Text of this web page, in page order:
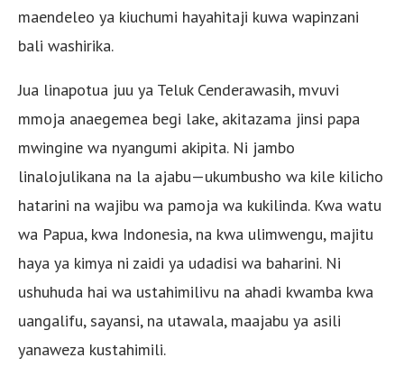
maendeleo ya kiuchumi hayahitaji kuwa wapinzani
bali washirika.
Jua linapotua juu ya Teluk Cenderawasih, mvuvi
mmoja anaegemea begi lake, akitazama jinsi papa
mwingine wa nyangumi akipita. Ni jambo
linalojulikana na la ajabu—ukumbusho wa kile kilicho
hatarini na wajibu wa pamoja wa kukilinda. Kwa watu
wa Papua, kwa Indonesia, na kwa ulimwengu, majitu
haya ya kimya ni zaidi ya udadisi wa baharini. Ni
ushuhuda hai wa ustahimilivu na ahadi kwamba kwa
uangalifu, sayansi, na utawala, maajabu ya asili
yanaweza kustahimili.